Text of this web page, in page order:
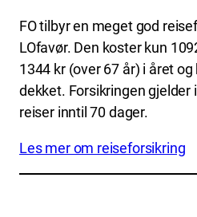
FO tilbyr en meget god
LOfavør. Den koster kun
1344 kr (over 67 år) i året
dekket. Forsikringen gjelder
reiser inntil 70 dager.
Les mer om reiseforsikring